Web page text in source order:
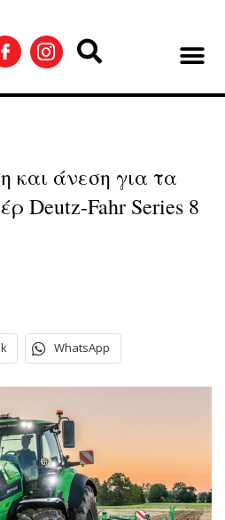
και άνεση για τα
Deutz-Fahr Series 8
WhatsApp